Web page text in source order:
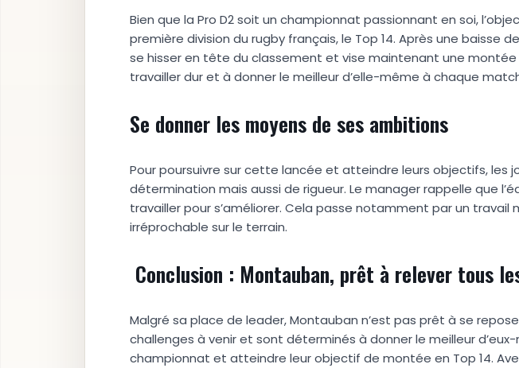
Bien que la Pro D2 soit un championnat passionnant en soi,
première division du rugby français, le Top 14. Après une baisse
se hisser en tête du classement et vise maintenant une montée
travailler dur et à donner le meilleur d’elle-même à chaque
Se donner les moyens de ses ambitions
Pour poursuivre sur cette lancée et atteindre leurs objectifs, les
détermination mais aussi de rigueur. Le manager rappelle que
travailler pour s’améliorer. Cela passe notamment par un travail
irréprochable sur le terrain.
Conclusion : Montauban, prêt à relever tous
Malgré sa place de leader, Montauban n’est pas prêt à se
challenges à venir et sont déterminés à donner le meilleur
championnat et atteindre leur objectif de montée en Top 14.